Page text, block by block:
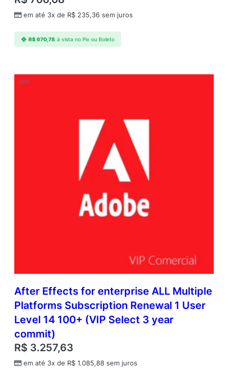
em até 3x de R$ 235,36 sem juros
R$670,78 à vista no Pix ou Boleto
After Effects for enterprise ALL Multiple
Platforms Subscription Renewal 1 User
Level 14 100+ (VIP Select 3 year
commit)
R$ 3.257,63
em até 3x de R$ 1.085,88 sem juros